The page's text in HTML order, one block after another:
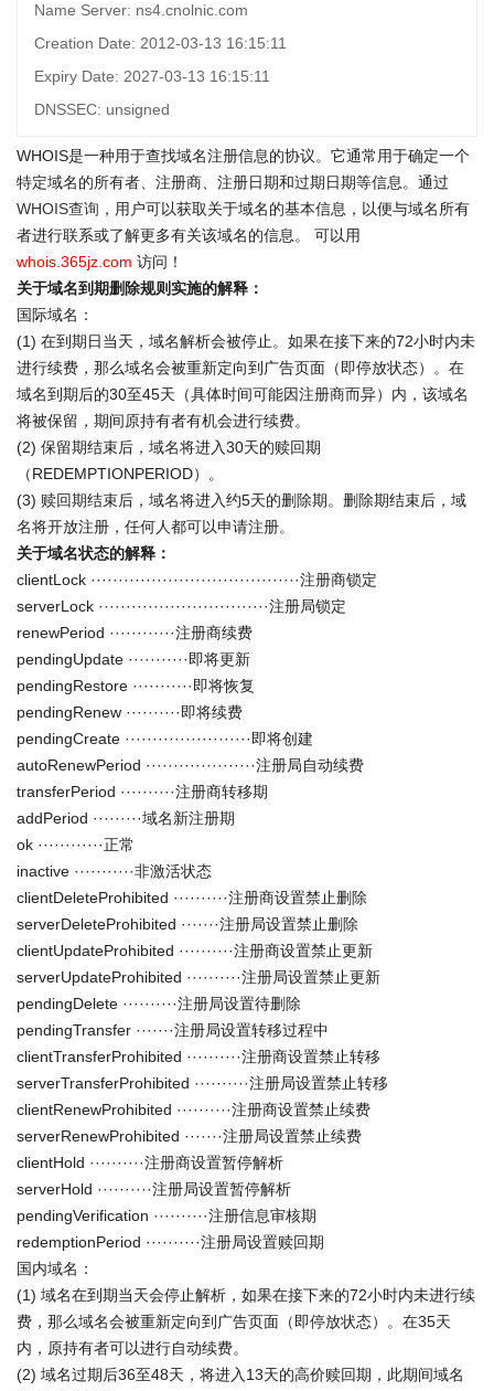
Name Server: ns4.cnolnic.com
Creation Date: 2012-03-13 16:15:11
Expiry Date: 2027-03-13 16:15:11
DNSSEC: unsigned
WHOIS是一种用于查找域名注册信息的协议。它通常用于确定一个
特定域名的所有者、注册商、注册日期和过期日期等信息。通过
WHOIS查询 ，用户可以获取关于域名的基本信息，以便与域名所有
者进行联系或了解更多有关该域名的信息。 可以用
whois.365jz.com 访问！
关于域名到期删除规则实施的解释：
国际域名：
(1) 在到期日当天，域名解析会被停止。如果在接下来的72小时内未
进行续费，那么域名会被重新定向到广告页面（即停放状态）。在
域名到期后的30至45天（具体时间可能因注册商而异）内，该域名
将被保留，期间原持有者有机会进行续费。
(2) 保留期结束后，域名将进入30天的赎回期
（REDEMPTIONPERIOD）。
(3) 赎回期结束后，域名将进入约5天的删除期。删除期结束后，域
名将开放注册，任何人都可以申请注册。
关于域名状态的解释：
clientLock ······································注册商锁定
serverLock ·······························注册局锁定
renewPeriod ············注册商续费
pendingUpdate ···········即将更新
pendingRestore ···········即将恢复
pendingRenew ··········即将续费
pendingCreate ·······················即将创建
autoRenewPeriod ····················注册局自动续费
transferPeriod ··········注册商转移期
addPeriod ·········域名新注册期
ok ············正常
inactive ···········非激活状态
clientDeleteProhibited ··········注册商设置禁止删除
serverDeleteProhibited ·······注册局设置禁止删除
clientUpdateProhibited ··········注册商设置禁止更新
serverUpdateProhibited ··········注册局设置禁止更新
pendingDelete ··········注册局设置待删除
pendingTransfer ·······注册局设置转移过程中
clientTransferProhibited ··········注册商设置禁止转移
serverTransferProhibited ··········注册局设置禁止转移
clientRenewProhibited ··········注册商设置禁止续费
serverRenewProhibited ·······注册局设置禁止续费
clientHold ··········注册商设置暂停解析
serverHold ··········注册局设置暂停解析
pendingVerification ··········注册信息审核期
redemptionPeriod ··········注册局设置赎回期
国内域名：
(1) 域名在到期当天会停止解析，如果在接下来的72小时内未进行续
费，那么域名会被重新定向到广告页面（即停放状态）。在35天
内，原持有者可以进行自动续费。
(2) 域名过期后36至48天，将进入13天的高价赎回期，此期间域名